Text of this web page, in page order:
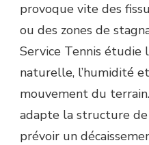
provoque vite des
ou des zones de
Service Tennis étudie
naturelle, l’humidité
mouvement du
adapte la structure
prévoir un